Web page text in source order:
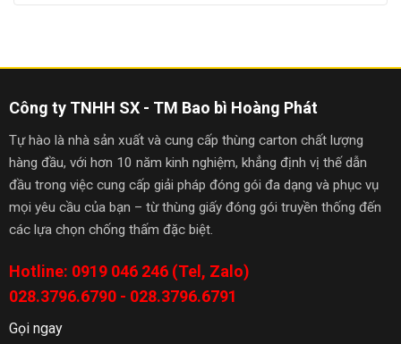
Công ty TNHH SX - TM Bao bì Hoàng Phát
Tự hào là nhà sản xuất và cung cấp thùng carton chất lượng
hàng đầu, với hơn 10 năm kinh nghiệm, khẳng định vị thế dẫn
đầu trong việc cung cấp giải pháp đóng gói đa dạng và phục vụ
mọi yêu cầu của bạn – từ thùng giấy đóng gói truyền thống đến
các lựa chọn chống thấm đặc biệt.
Hotline: 0919 046 246 (Tel, Zalo)
028.3796.6790 - 028.3796.6791
Gọi ngay